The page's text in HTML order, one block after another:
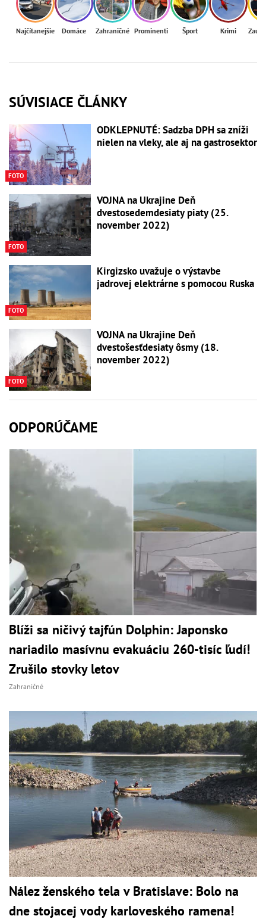
Najčítanejšie Domáce Zahraničné Prominenti Šport Krimi
SÚVISIACE ČLÁNKY
FOTO
ODKLEPNUTÉ: Sadzba DPH sa zníži
nielen na vleky, ale aj na gastrosektor
FOTO
VOJNA na Ukrajine Deň
dvestosedemdesiaty piaty (25.
november 2022)
FOTO
Kirgizsko uvažuje o výstavbe
jadrovej elektrárne s pomocou Ruska
FOTO
VOJNA na Ukrajine Deň
dvestošesťdesiaty ôsmy (18.
november 2022)
ODPORÚČAME
Blíži sa ničivý tajfún Dolphin: Japonsko
nariadilo masívnu evakuáciu 260-tisíc ľudí!
Zrušilo stovky letov
Zahraničné
Nález ženského tela v Bratislave: Bolo na
dne stojacej vody karloveského ramena!